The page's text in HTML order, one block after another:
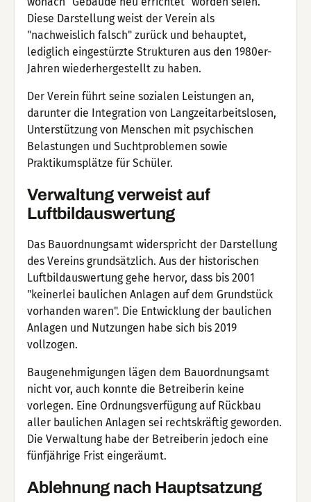
Diese Darstellung weist der Verein als
"nachweislich falsch" zurück und behauptet,
lediglich eingestürzte Strukturen aus den 1980er-
Jahren wiederhergestellt zu haben.
Der Verein führt seine sozialen Leistungen an,
darunter die Integration von Langzeitarbeitslosen,
Unterstützung von Menschen mit psychischen
Belastungen und Suchtproblemen sowie
Praktikumsplätze für Schüler.
Verwaltung verweist auf
Luftbildauswertung
Das Bauordnungsamt widerspricht der Darstellung
des Vereins grundsätzlich. Aus der historischen
Luftbildauswertung gehe hervor, dass bis 2001
"keinerlei baulichen Anlagen auf dem Grundstück
vorhanden waren". Die Entwicklung der baulichen
Anlagen und Nutzungen habe sich bis 2019
vollzogen.
Baugenehmigungen lägen dem Bauordnungsamt
nicht vor, auch konnte die Betreiberin keine
vorlegen. Eine Ordnungsverfügung auf Rückbau
aller baulichen Anlagen sei rechtskräftig geworden.
Die Verwaltung habe der Betreiberin jedoch eine
fünfjährige Frist eingeräumt.
Ablehnung nach Hauptsatzung